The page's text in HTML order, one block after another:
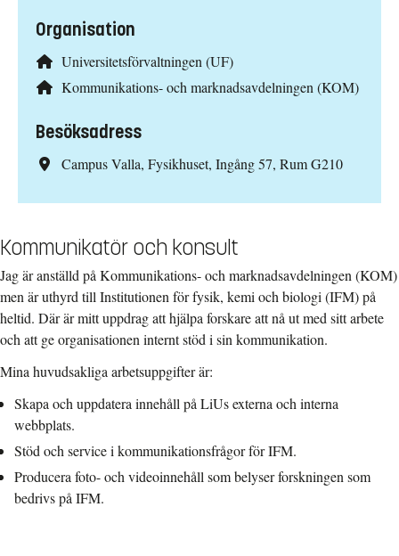
Organisation
Universitetsförvaltningen (UF)
Kommunikations- och marknadsavdelningen (KOM)
Besöksadress
Campus Valla, Fysikhuset, Ingång 57, Rum G210
Kommunikatör och konsult
Jag är anställd på Kommunikations- och marknadsavdelningen (KOM)
men är uthyrd till Institutionen för fysik, kemi och biologi (IFM) på
heltid. Där är mitt uppdrag att hjälpa forskare att nå ut med sitt arbete
och att ge organisationen internt stöd i sin kommunikation.
Mina huvudsakliga arbetsuppgifter är:
Skapa och uppdatera innehåll på LiUs externa och interna
webbplats.
Stöd och service i kommunikationsfrågor för IFM.
Producera foto- och videoinnehåll som belyser forskningen som
bedrivs på IFM.